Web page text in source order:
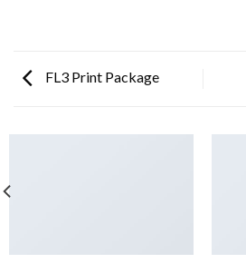
FL3 Print Package